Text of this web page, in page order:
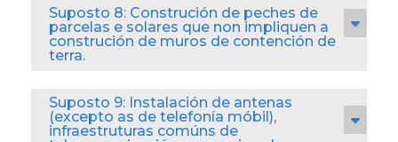
Suposto 8: Construción de peches de
parcelas e solares que non impliquen a
construción de muros de contención de
terra.
Suposto 9: Instalación de antenas
(excepto as de telefonía móbil),
infraestruturas comúns de